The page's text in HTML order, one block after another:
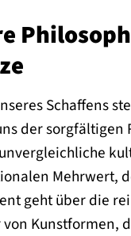
Schaffens
der sorgfältigen
Mehrwert,
geht über die
Kunstformen,